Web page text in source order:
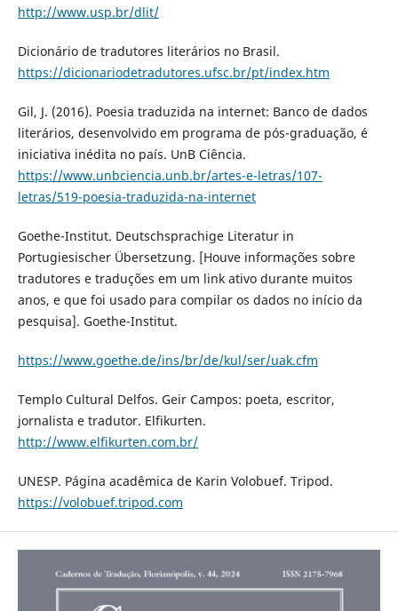
http://www.usp.br/dlit/
Dicionário de tradutores literários no Brasil.
https://dicionariodetradutores.ufsc.br/pt/index.htm
Gil, J. (2016). Poesia traduzida na internet: Banco de dados
literários, desenvolvido em programa de pós-graduação, é
iniciativa inédita no país. UnB Ciência.
https://www.unbciencia.unb.br/artes-e-letras/107-
letras/519-poesia-traduzida-na-internet
Goethe-Institut. Deutschsprachige Literatur in
Portugiesischer Übersetzung. [Houve informações sobre
tradutores e traduções em um link ativo durante muitos
anos, e que foi usado para compilar os dados no início da
pesquisa]. Goethe-Institut.
https://www.goethe.de/ins/br/de/kul/ser/uak.cfm
Templo Cultural Delfos. Geir Campos: poeta, escritor,
jornalista e tradutor. Elfikurten.
http://www.elfikurten.com.br/
UNESP. Página acadêmica de Karin Volobuef. Tripod.
https://volobuef.tripod.com